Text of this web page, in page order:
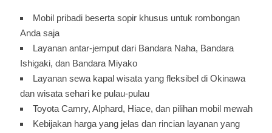
Mobil pribadi beserta sopir khusus untuk rombongan
Anda saja
Layanan antar-jemput dari Bandara Naha, Bandara
Ishigaki, dan Bandara Miyako
Layanan sewa kapal wisata yang fleksibel di Okinawa
dan wisata sehari ke pulau-pulau
Toyota Camry, Alphard, Hiace, dan pilihan mobil mewah
Kebijakan harga yang jelas dan rincian layanan yang